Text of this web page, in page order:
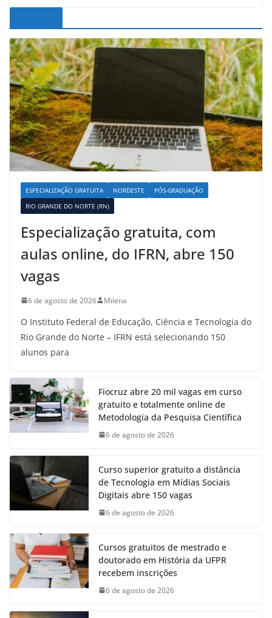
ESPECIALIZAÇÃO GRATUITA NORDESTE
PÓS-GRADUAÇÃO
RIO GRANDE DO NORTE (RN)
Especialização gratuita, com
aulas online, do IFRN, abre 150
vagas
6 de agosto de 2026 Milena
O Instituto Federal de Educação, Ciência e Tecnologia do
Rio Grande do Norte – IFRN está selecionando 150
alunos para
Fiocruz abre 20 mil vagas em curso
gratuito e totalmente online de
Metodologia da Pesquisa Científica
6 de agosto de 2026
Curso superior gratuito a distância
de Tecnologia em Mídias Sociais
Digitais abre 150 vagas
6 de agosto de 2026
Cursos gratuitos de mestrado e
doutorado em História da UFPR
recebem inscrições
6 de agosto de 2026